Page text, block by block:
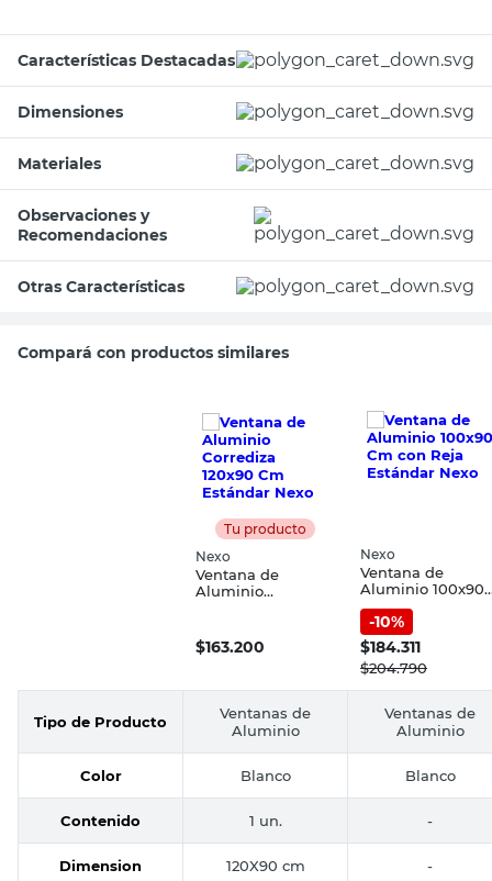
Características Destacadas
Dimensiones
Materiales
Observaciones y
Recomendaciones
Otras Características
Compará con productos similares
Tu producto
Nexo
Ventana de
Aluminio
$163.200
Nexo
Ventana de
Aluminio 100x90
Cm con Reja
Estándar Nexo
-10%
$184.311
$204.790
Tipo de Producto
Ventanas de
Aluminio
Ventanas de
Aluminio
Color Blanco Blanco
Contenido 1 un. -
Dimension 120X90 cm -